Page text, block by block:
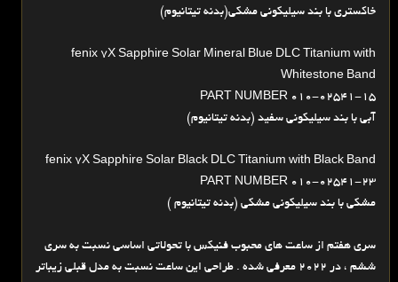
خاکستری با بند سیلیکونی مشکی(بدنه تیتانیوم)
fenix 7X Sapphire Solar Mineral Blue DLC Titanium with
Whitestone Band
PART NUMBER 010-02541-15
آبی با بند سیلیکونی سفید (بدنه تیتانیوم)
fenix 7X Sapphire Solar Black DLC Titanium with Black Band
PART NUMBER 010-02541-23
مشکی با بند سیلیکونی مشکی (بدنه تیتانیوم )
سری هفتم از ساعت های محبوب فنیکس با تحولاتی اساسی نسبت به سری
ششم ، در 2022 معرفی شده . طراحی این ساعت نسبت به مدل قبلی زیباتر